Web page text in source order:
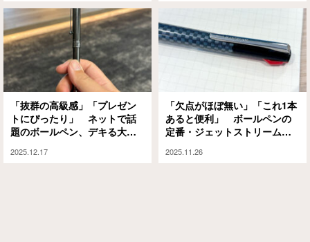
「抜群の高級感」「プレゼン
トにぴったり」 ネットで話
題のボールペン、デキる大人
2025.12.17
「欠点がほぼ無い」「これ1本
あると便利」 ボールペンの
定番・ジェットストリームか
2025.11.26